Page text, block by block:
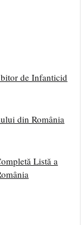
de Infanticid
din România
Listă a